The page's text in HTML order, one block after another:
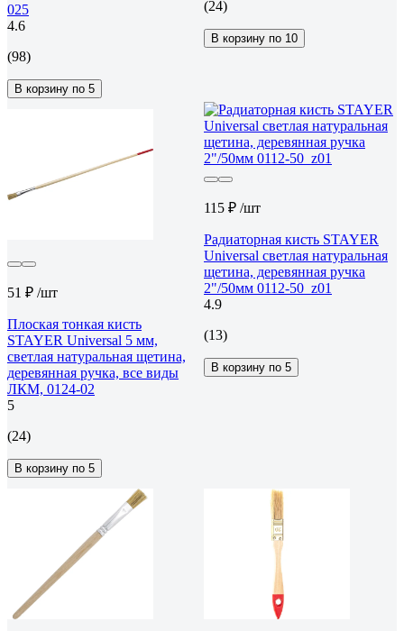
025
4.6
(98)
В корзину по 5
(24)
В корзину по 10
51 ₽ /шт
Плоская тонкая кисть
STAYER Universal 5 мм,
светлая натуральная щетина,
деревянная ручка, все виды
ЛКМ, 0124-02
5
(24)
В корзину по 5
115 ₽ /шт
Радиаторная кисть STAYER
Universal светлая натуральная
щетина, деревянная ручка
2"/50мм 0112-50_z01
4.9
(13)
В корзину по 5